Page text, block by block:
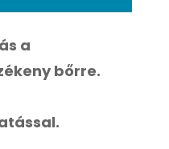
a
bőrre.